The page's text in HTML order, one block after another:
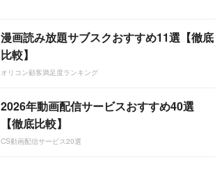
漫画読み放題サブスクおすすめ11選【徹底
比較】
オリコン顧客満足度ランキング
2026年動画配信サービスおすすめ40選
【徹底比較】
CS動画配信サービス20選